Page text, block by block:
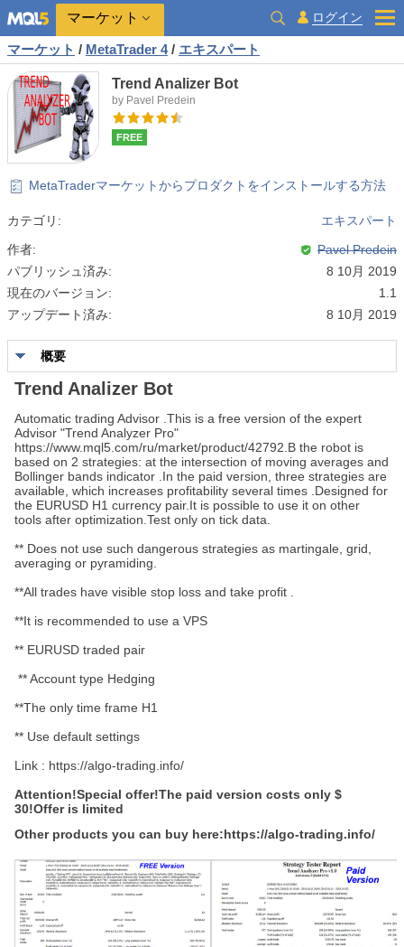
マーケット ログイン
マーケット / MetaTrader 4 / エキスパート
Trend Analizer Bot
by Pavel Predein
FREE
MetaTraderマーケットからプロダクトをインストールする方法
カテゴリ:
エキスパート
作者:
Pavel Predein
パブリッシュ済み:
8 10月 2019
現在のバージョン:
1.1
アップデート済み:
8 10月 2019
概要
Trend Analizer Bot
Automatic trading Advisor .This is a free version of the expert
Advisor "Trend Analyzer Pro"
https://www.mql5.com/ru/market/product/42792.В the robot is
based on 2 strategies: at the intersection of moving averages and
Bollinger bands indicator .In the paid version, three strategies are
available, which increases profitability several times .Designed for
the EURUSD H1 currency pair.It is possible to use it on other
tools after optimization.Test only on tick data.
** Does not use such dangerous strategies as martingale, grid,
averaging or pyramiding.
**All trades have visible stop loss and take profit .
**It is recommended to use a VPS
** EURUSD traded pair
** Account type Hedging
**The only time frame H1
** Use default settings
Link : https://algo-trading.info/
Attention!Special offer!The paid version costs only $
30!Offer is limited
Other products you can buy here:https://algo-trading.info/